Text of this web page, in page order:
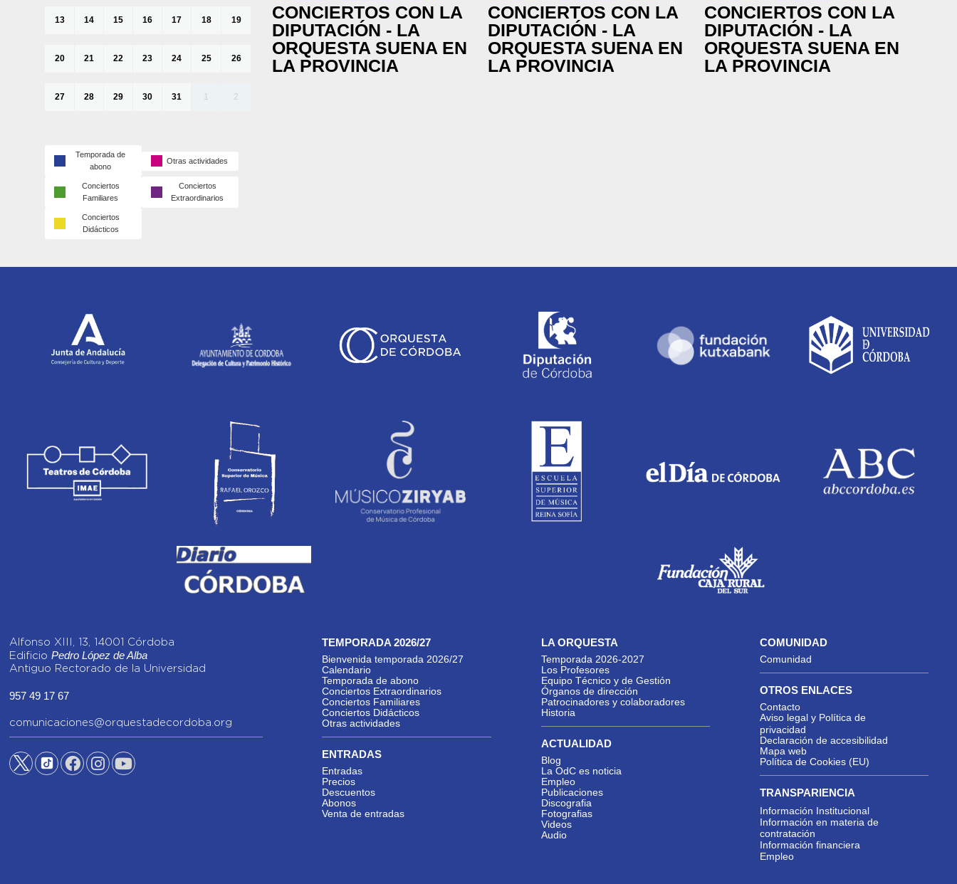
13 14 15 16 17 18 19
20 21 22 23 24 25 26
27 28 29 30 31 1 2
Temporada de
abono
Otras actividades
Conciertos
Familiares
Conciertos
Extraordinarios
Conciertos
Didácticos
CONCIERTOS CON LA
DIPUTACIÓN - LA
ORQUESTA SUENA EN
LA PROVINCIA
CONCIERTOS CON LA
DIPUTACIÓN - LA
ORQUESTA SUENA EN
LA PROVINCIA
CONCIERTOS CON LA
DIPUTACIÓN - LA
ORQUESTA SUENA EN
LA PROVINCIA
Alfonso XIII, 13, 14001 Córdoba
Edificio Pedro López de Alba
Antiguo Rectorado de la Universidad
957 49 17 67
comunicaciones@orquestadecordoba.org
TEMPORADA 2026/27
Bienvenida temporada 2026/27
Calendario
Temporada de abono
Conciertos Extraordinarios
Conciertos Familiares
Conciertos Didácticos
Otras actividades
ENTRADAS
Entradas
Precios
Descuentos
Abonos
Venta de entradas
LA ORQUESTA
Temporada 2026-2027
Los Profesores
Equipo Técnico y de Gestión
Órganos de dirección
Patrocinadores y colaboradores
Historia
ACTUALIDAD
Blog
La OdC es noticia
Empleo
Publicaciones
Discografia
Fotografias
Videos
Audio
COMUNIDAD
Comunidad
OTROS ENLACES
Contacto
Aviso legal y Política de
privacidad
Declaración de accesibilidad
Mapa web
Política de Cookies (EU)
TRANSPARIENCIA
Información Institucional
Información en materia de
contratación
Información financiera
Empleo